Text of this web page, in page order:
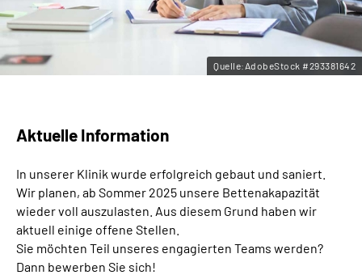
Quelle:AdobeStock #293381642
Aktuelle Information
In unserer Klinik wurde erfolgreich gebaut und saniert.
Wir planen, ab Sommer 2025 unsere Bettenakapazität
wieder voll auszulasten. Aus diesem Grund haben wir
aktuell einige offene Stellen.
Sie möchten Teil unseres engagierten Teams werden?
Dann bewerben Sie sich!